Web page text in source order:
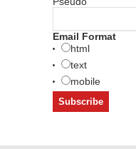
Email Format
html
text
mobile